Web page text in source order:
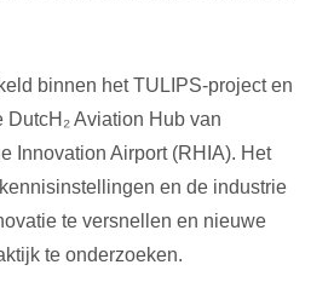
binnen het TULIPS-project en
DutcH₂ Aviation Hub van
Innovation Airport (RHIA). Het
en de industrie
te versnellen en nieuwe
te onderzoeken.